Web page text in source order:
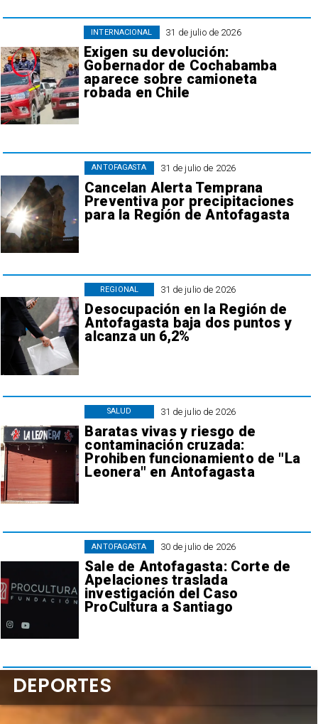
31 de julio de 2026
Exigen su devolución:
Gobernador de Cochabamba
aparece sobre camioneta
robada en Chile
INTERNACIONAL
31 de julio de 2026
Cancelan Alerta Temprana
Preventiva por precipitaciones
para la Región de Antofagasta
ANTOFAGASTA
31 de julio de 2026
Desocupación en la Región de
Antofagasta baja dos puntos y
alcanza un 6,2%
REGIONAL
31 de julio de 2026
Baratas vivas y riesgo de
contaminación cruzada:
Prohiben funcionamiento de "La
Leonera" en Antofagasta
SALUD
30 de julio de 2026
Sale de Antofagasta: Corte de
Apelaciones traslada
investigación del Caso
ProCultura a Santiago
ANTOFAGASTA
DEPORTES